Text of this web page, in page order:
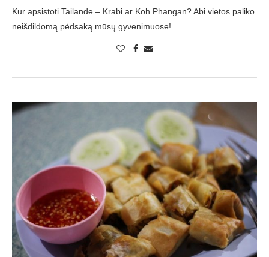
Kur apsistoti Tailande – Krabi ar Koh Phangan? Abi vietos paliko
neišdildomą pėdsaką mūsų gyvenimuose! …